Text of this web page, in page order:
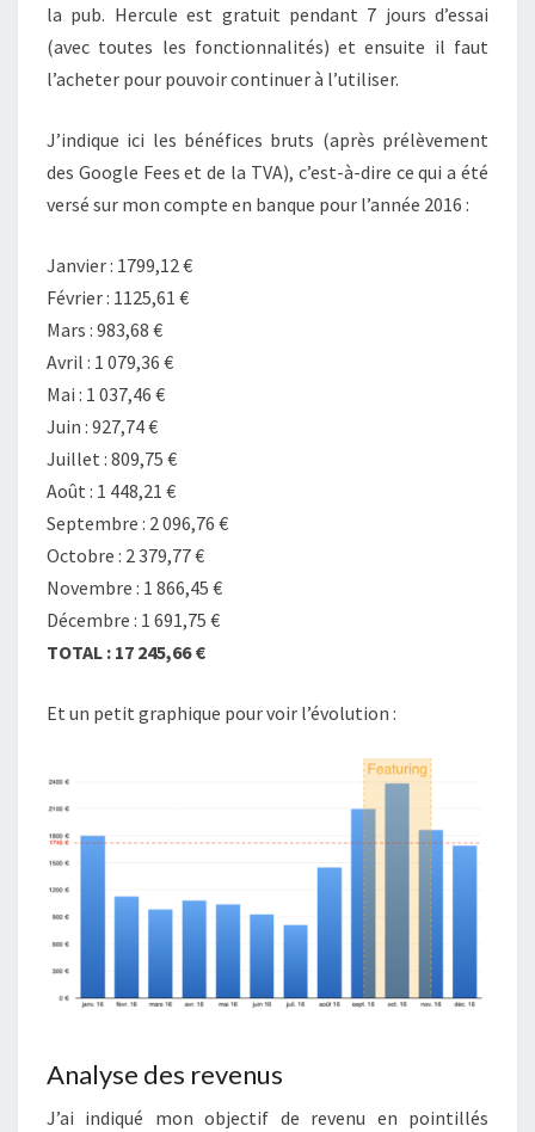
la pub. Hercule est gratuit pendant 7 jours d’essai
(avec toutes les fonctionnalités) et ensuite il faut
l’acheter pour pouvoir continuer à l’utiliser.
J’indique ici les bénéfices bruts (après prélèvement
des Google Fees et de la TVA), c’est-à-dire ce qui a été
versé sur mon compte en banque pour l’année 2016 :
Janvier : 1799,12 €
Février : 1125,61 €
Mars : 983,68 €
Avril : 1 079,36 €
Mai : 1 037,46 €
Juin : 927,74 €
Juillet : 809,75 €
Août : 1 448,21 €
Septembre : 2 096,76 €
Octobre : 2 379,77 €
Novembre : 1 866,45 €
Décembre : 1 691,75 €
TOTAL : 17 245,66 €
Et un petit graphique pour voir l’évolution :
Analyse des revenus
J’ai indiqué mon objectif de revenu en pointillés